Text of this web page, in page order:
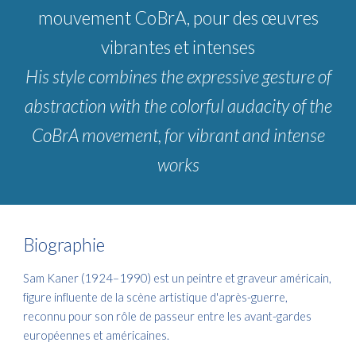
mouvement CoBrA, pour des œuvres
vibrantes et intenses
His style combines the expressive gesture of
abstraction with the colorful audacity of the
CoBrA movement, for vibrant and intense
works
Biographie
Sam Kaner (1924–1990) est un peintre et graveur américain,
figure influente de la scène artistique d'après-guerre,
reconnu pour son rôle de passeur entre les avant-gardes
européennes et américaines.​